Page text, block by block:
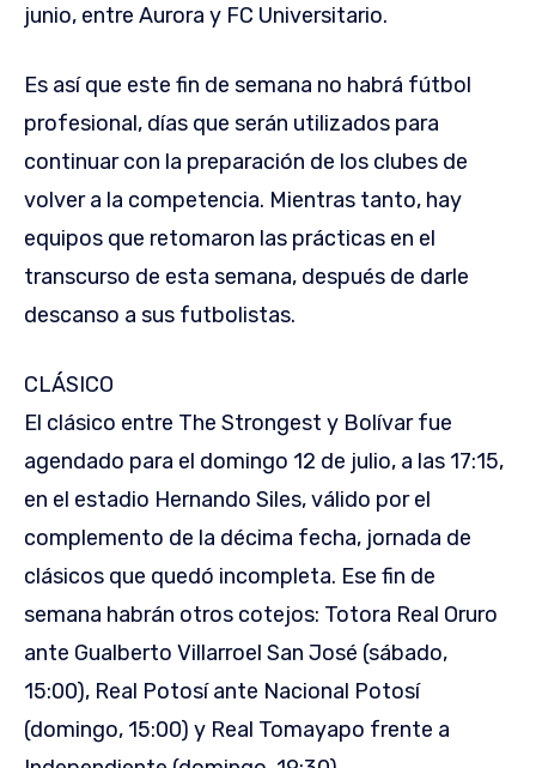
junio, entre Aurora y FC Universitario.
Es así que este fin de semana no habrá fútbol
profesional, días que serán utilizados para
continuar con la preparación de los clubes de
volver a la competencia. Mientras tanto, hay
equipos que retomaron las prácticas en el
transcurso de esta semana, después de darle
descanso a sus futbolistas.
CLÁSICO
El clásico entre The Strongest y Bolívar fue
agendado para el domingo 12 de julio, a las 17:15,
en el estadio Hernando Siles, válido por el
complemento de la décima fecha, jornada de
clásicos que quedó incompleta. Ese fin de
semana habrán otros cotejos: Totora Real Oruro
ante Gualberto Villarroel San José (sábado,
15:00), Real Potosí ante Nacional Potosí
(domingo, 15:00) y Real Tomayapo frente a